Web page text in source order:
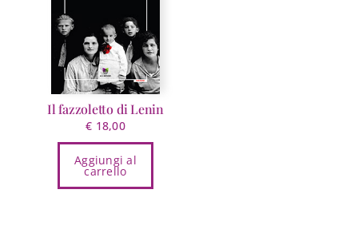
essere
scelte
nella
pagina
del
prodotto
Il fazzoletto di Lenin
€ 18,00
Aggiungi al
carrello